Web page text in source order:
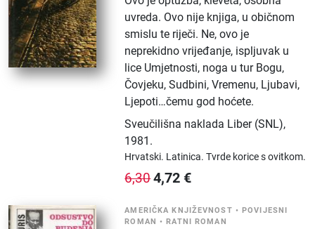
uvreda. Ovo nije knjiga, u običnom
smislu te riječi. Ne, ovo je
neprekidno vrijeđanje, ispljuvak u
lice Umjetnosti, noga u tur Bogu,
Čovjeku, Sudbini, Vremenu, Ljubavi,
Ljepoti…čemu god hoćete.
Sveučilišna naklada Liber (SNL),
1981.
Hrvatski. Latinica.Tvrde korice s ovitkom.
6,304,72 €
AMERIČKA KNJIŽEVNOST •POVIJESNI
ROMAN •RATNI ROMAN